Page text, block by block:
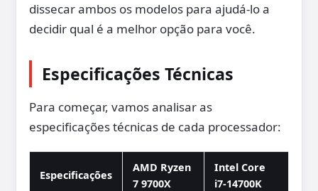
dissecar ambos os modelos para ajudá-lo a
decidir qual é a melhor opção para você.
Especificações Técnicas
Para começar, vamos analisar as
especificações técnicas de cada processador:
Especificações
AMD Ryzen
7 9700X
Intel Core
i7-14700K